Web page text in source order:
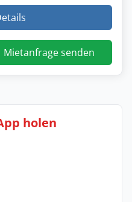
Mietanfrage senden
holen